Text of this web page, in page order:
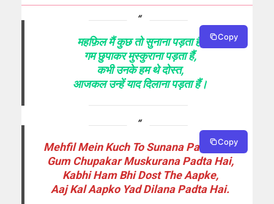
महफ़िल मैं कुछ तो सुनाना पड़ता हैं,
गम छुपाकर मुस्कुराना पड़ता हैं,
कभी उनके हम थे दोस्त,
आजकल उन्हें याद दिलाना पड़ता हैं।
Copy
Mehfil Mein Kuch To Sunana Padta Hai,
Gum Chupakar Muskurana Padta Hai,
Kabhi Ham Bhi Dost The Aapke,
Aaj Kal Aapko Yad Dilana Padta Hai.
Copy